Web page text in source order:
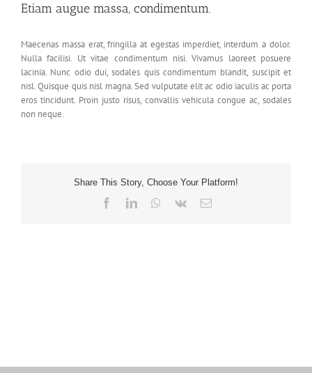
Etiam augue massa, condimentum.
Maecenas massa erat, fringilla at egestas imperdiet, interdum a dolor.
Nulla facilisi. Ut vitae condimentum nisi. Vivamus laoreet posuere
lacinia. Nunc odio dui, sodales quis condimentum blandit, suscipit et
nisl. Quisque quis nisl magna. Sed vulputate elit ac odio iaculis ac porta
eros tincidunt. Proin justo risus, convallis vehicula congue ac, sodales
non neque.
Share This Story, Choose Your Platform!
FacebookLinkedInWhatsApp
Vk Email